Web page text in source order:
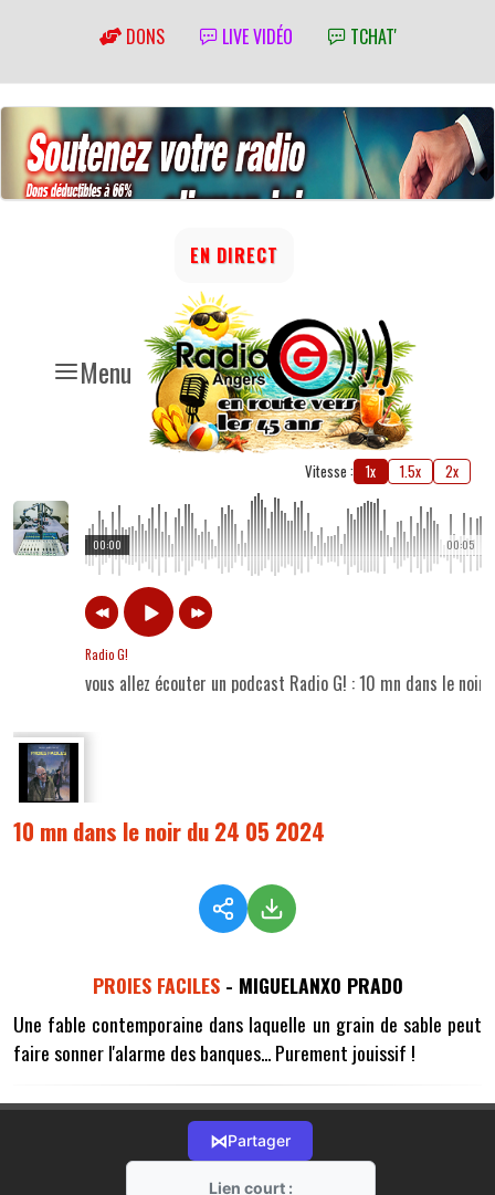
DONS LIVE VIDÉO TCHAT'
Menu
EN DIRECT
Vitesse : 1x 1.5x 2x
00:05
00:00
Radio G!
vous allez écouter un podcast Radio G! : 10 mn dans le
10 mn dans le noir du 24 05 2024
PROIES FACILES- MIGUELANXO PRADO
Une fable contemporaine dans laquelle un grain de sable peut
faire sonner l'alarme des banques... Purement jouissif !
⋈Partager
Lien court :